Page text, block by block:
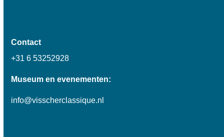
Contact
+31 6 53252928
Museum en evenementen:
info@visscherclassique.nl